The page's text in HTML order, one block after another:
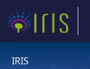
IRIS